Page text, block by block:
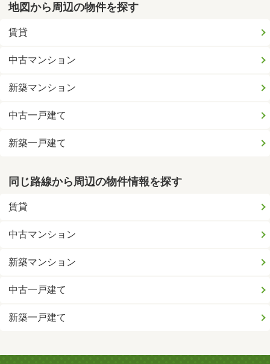
地図から周辺の物件を探す
賃貸
中古マンション
新築マンション
中古一戸建て
新築一戸建て
同じ路線から周辺の物件情報を探す
賃貸
中古マンション
新築マンション
中古一戸建て
新築一戸建て